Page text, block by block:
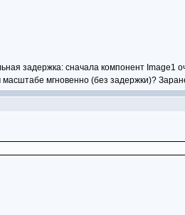
задержка: сначала компонент
мгновенно (без задержки)?